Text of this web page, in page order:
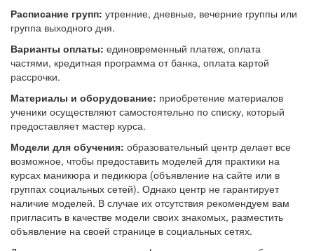
Расписание групп: утренние, дневные, вечерние группы или
группа выходного дня.
Варианты оплаты: единовременный платеж, оплата
частями, кредитная программа от банка, оплата картой
рассрочки.
Материалы и оборудование: приобретение материалов
ученики осуществляют самостоятельно по списку, который
предоставляет мастер курса.
Модели для обучения: образовательный центр делает все
возможное, чтобы предоставить моделей для практики на
курсах маникюра и педикюра (объявление на сайте или в
группах социальных сетей). Однако центр не гарантирует
наличие моделей. В случае их отсутствия рекомендуем вам
пригласить в качестве модели своих знакомых, разместить
объявление на своей странице в социальных сетях.